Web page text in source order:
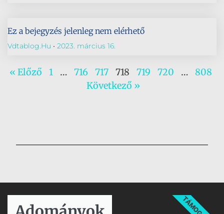
Ez a bejegyzés jelenleg nem elérhető
Vdtablog.hu 2023. március 16.
« Előző 1 … 716 717 718 719 720 …
808
Következő »